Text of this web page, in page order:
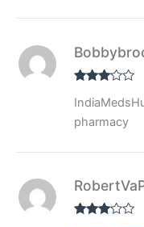
co
de
5
do con
de 5
pharmacy